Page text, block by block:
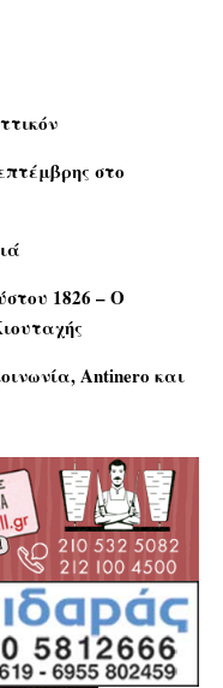
στο
1826 – Ο
Antinero και